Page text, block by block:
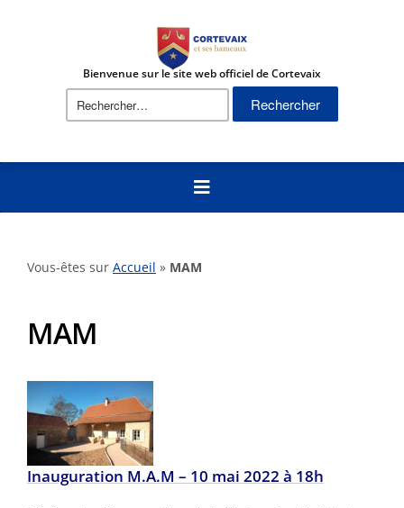
Bienvenue sur le site web officiel de Cortevaix
Rechercher :
Vous-êtes sur Accueil » MAM
MAM
Inauguration M.A.M – 10 mai 2022 à 18h